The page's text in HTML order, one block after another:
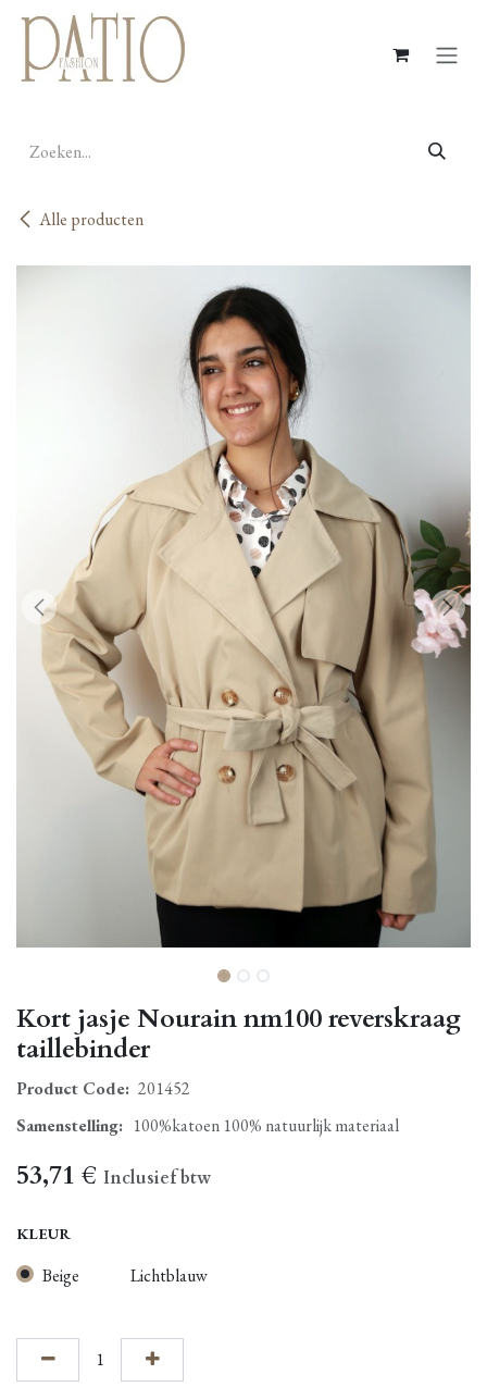
Overslaan naar inhoud
Alle producten
Kort jasje Nourain nm100 reverskraag
taillebinder
Product Code: 201452
Samenstelling: 100%katoen 100% natuurlijk materiaal
53,71 € Inclusief btw
KLEUR
Beige Lichtblauw